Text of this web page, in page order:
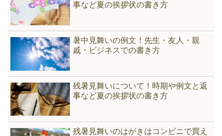
事など夏の挨拶状の書き方
暑中見舞いの例文！先生・友人・親
戚・ビジネスでの書き方
残暑見舞いについて！時期や例文と返
事など夏の挨拶状の書き方
残暑見舞いのはがきはコンビニで買え